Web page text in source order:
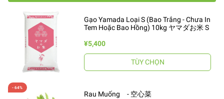
Gạo Yamada Loại S (Bao Trắng - Chưa In
Tem Hoặc Bao Hồng) 10kg ヤマダお米 S
¥5,400
TÙY CHỌN
Rau Muống - 空心菜